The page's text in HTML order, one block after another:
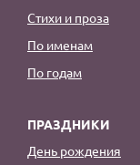
Стихи и проза
По именам
По годам
ПРАЗДНИКИ
День рождения